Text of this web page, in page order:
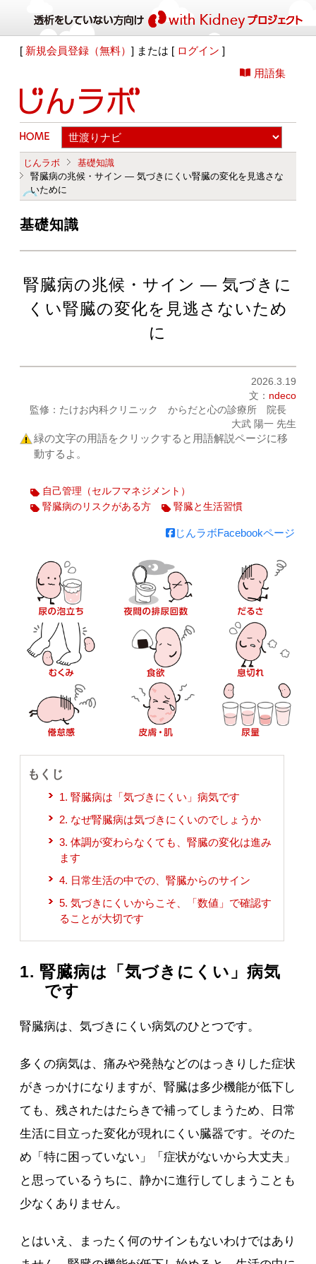
[ 新規会員登録（無料）] または [ ログイン ]
用語集
じんラボ
基礎知識
腎臓病の兆候・サイン ― 気づきにくい腎臓の変化を見逃さな
いために
基礎知識
腎臓病の兆候・サイン ― 気づきに
くい腎臓の変化を見逃さないため
に
2026.3.19
文： ndeco
監修：たけお内科クリニック からだと心の診療所 院長
大武 陽一 先生
緑の文字の用語をクリックすると用語解説ページに移
動するよ。
自己管理（セルフマネジメント）
腎臓病のリスクがある方
腎臓と生活習慣
じんラボFacebookページ
もくじ
1. 腎臓病は「気づきにくい」病気です
2. なぜ腎臓病は気づきにくいのでしょうか
3. 体調が変わらなくても、腎臓の変化は進み
ます
4. 日常生活の中での、腎臓からのサイン
5. 気づきにくいからこそ、「数値」で確認す
ることが大切です
1. 腎臓病は「気づきにくい」病気
です
腎臓病は、気づきにくい病気のひとつです。
多くの病気は、痛みや発熱などのはっきりした症状
がきっかけになりますが、腎臓は多少機能が低下し
ても、残されたはたらきで補ってしまうため、日常
生活に目立った変化が現れにくい臓器です。そのた
め「特に困っていない」「症状がないから大丈夫」
と思っているうちに、静かに進行してしまうことも
少なくありません。
とはいえ、まったく何のサインもないわけではあり